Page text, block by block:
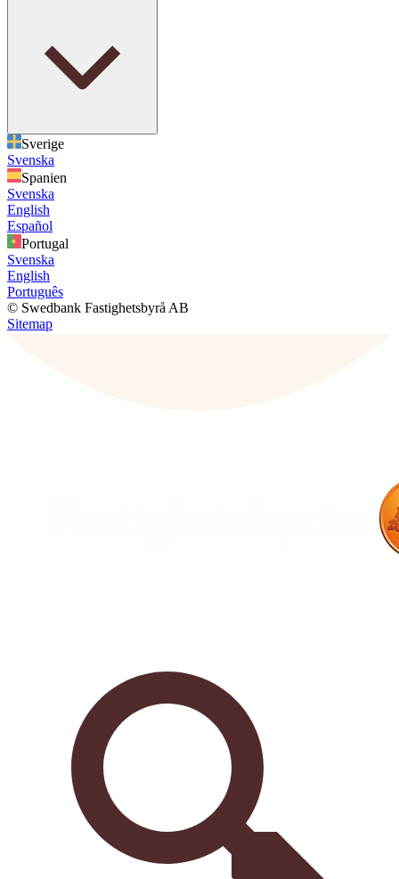
Sverige
Svenska
Spanien
Svenska
English
Español
Portugal
Svenska
English
Português
© Swedbank Fastighetsbyrå AB
Sitemap